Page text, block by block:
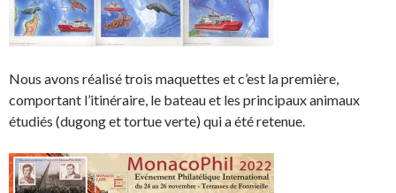
Nous avons réalisé trois maquettes et c’est la première,
comportant l’itinéraire, le bateau et les principaux animaux
étudiés (dugong et tortue verte) qui a été retenue.